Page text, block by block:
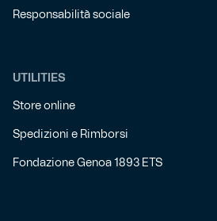
Responsabilità sociale
UTILITIES
Store online
Spedizioni e Rimborsi
Fondazione Genoa 1893 ETS